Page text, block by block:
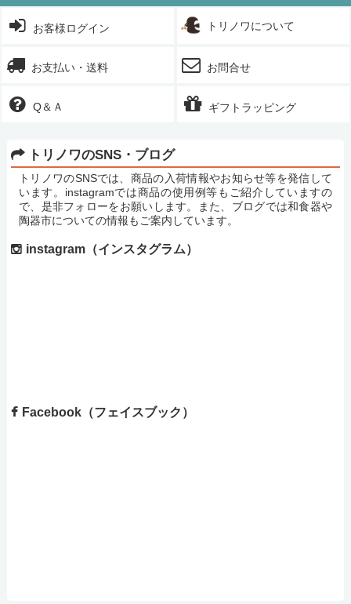
お客様ログイン トリノワについて
お支払い・送料 お問合せ
Q＆Ａ ギフトラッピング
トリノワのSNS・ブログ
トリノワのSNSでは、商品の入荷情報やお知らせ等を発信して
います。instagramでは商品の使用例等もご紹介していますの
で、是非フォローをお願いします。また、ブログでは和食器や
陶器市についての情報もご案内しています。
instagram（インスタグラム）
Facebook（フェイスブック）